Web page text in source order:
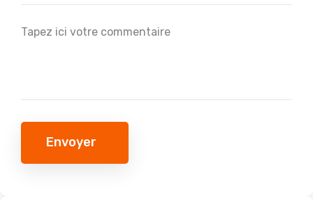
Envoyer